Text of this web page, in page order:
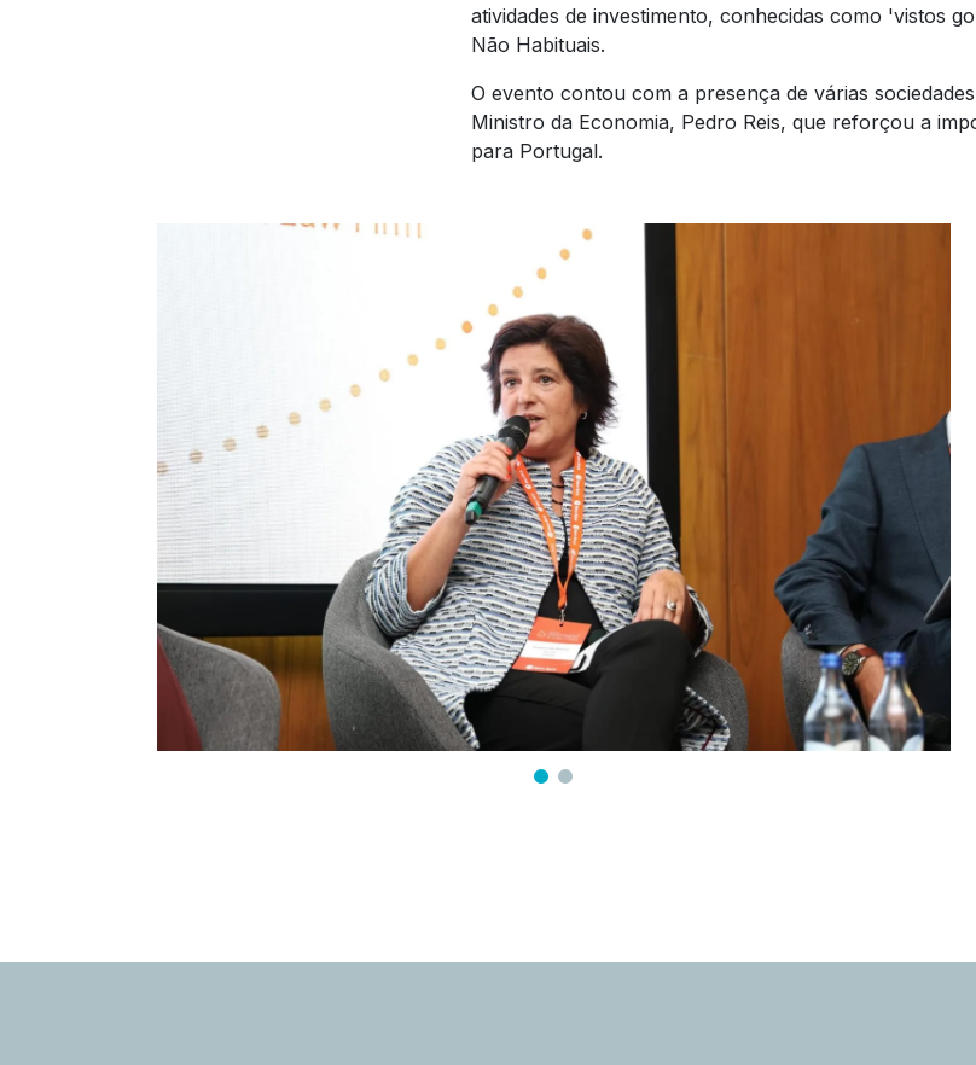
atividades de investimento, conhecidas como 'vistos
Não Habituais.
O evento contou com a presença de várias
Ministro da Economia, Pedro Reis, que reforçou a
para Portugal.